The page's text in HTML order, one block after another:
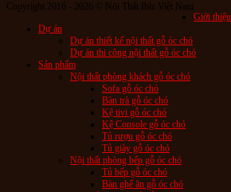
Copyright 2016 - 2026 © Nội Thất Ibiz Việt Nam
Giới thiệu
Dự án
Dự án thiết kế nội thất gỗ óc chó
Dự án thi công nội thất gỗ óc chó
Sản phẩm
Nội thất phòng khách gỗ óc chó
Sofa gỗ óc chó
Bàn trà gỗ óc chó
Kệ tivi gỗ óc chó
Kệ Console gỗ óc chó
Tủ rượu gỗ óc chó
Tủ giày gỗ óc chó
Nội thất phòng bếp gỗ óc chó
Tủ bếp gỗ óc chó
Bàn ghế ăn gỗ óc chó